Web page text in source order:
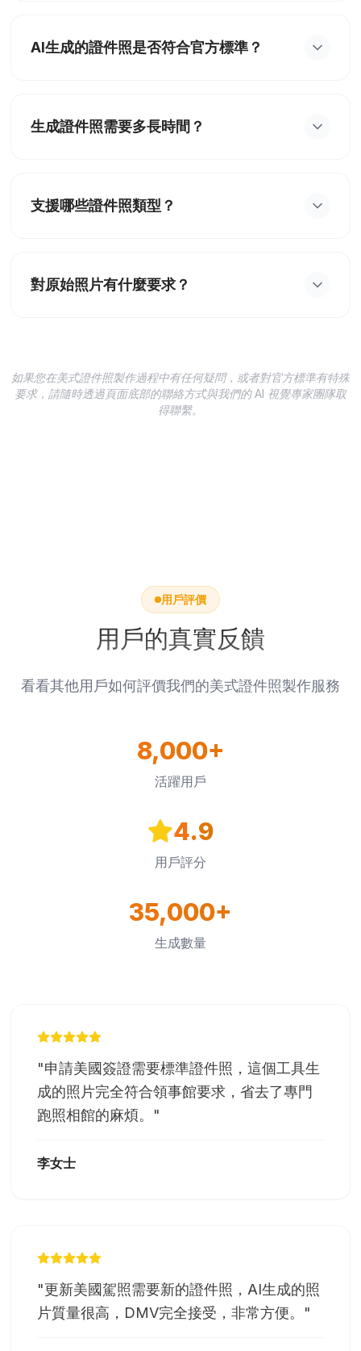
的尺寸、背景、光線和構圖要求。
AI生成的證件照是否符合官方標準？
眼睛水平對齊等要求，確保通過官方審核。
生成證件照需要多長時間？
成符合標準的證件照。
支援哪些證件照類型？
的標準要求。
對原始照片有什麼要求？
如果您在美式證件照製作過程中有任何疑問，或者對官方標準有特殊
要求，請隨時透過頁面底部的聯絡方式與我們的 AI 視覺專家團隊取
得聯繫。
用戶評價
用戶的真實反饋
看看其他用戶如何評價我們的美式證件照製作服務
8,000+
活躍用戶
4.9
用戶評分
35,000+
生成數量
"申請美國簽證需要標準證件照，這個工具生
成的照片完全符合領事館要求，省去了專門
跑照相館的麻煩。
"
李女士
"更新美國駕照需要新的證件照，AI生成的照
片質量很高，DMV完全接受，非常方便。
"